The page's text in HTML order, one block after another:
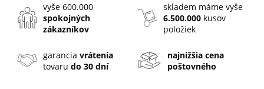
vyše 600.000
spokojných
zákazníkov
skladem máme vyše
6.500.000 kusov
položiek
garanciavrátenia
tovarudo 30 dní
najnižšia cena
poštovného